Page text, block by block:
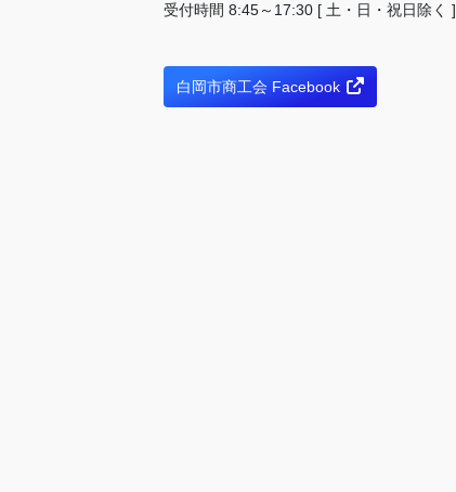
受付時間 8:45～17:30 [ 土・日・祝日除く ]
白岡市商工会 Facebook